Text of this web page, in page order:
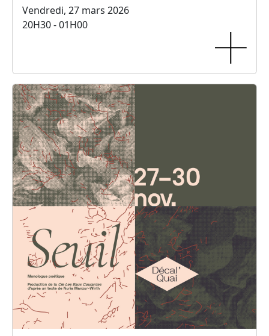
Vendredi, 27 mars 2026
20H30 - 01H00